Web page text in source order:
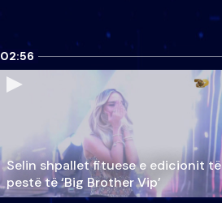
02:56
Selin shpallet fituese e edicionit të
pestë të ‘Big Brother Vip’